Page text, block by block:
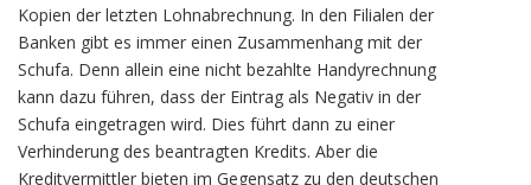
Kopien der letzten Lohnabrechnung. In den Filialen der
Banken gibt es immer einen Zusammenhang mit der
Schufa. Denn allein eine nicht bezahlte Handyrechnung
kann dazu führen, dass der Eintrag als Negativ in der
Schufa eingetragen wird. Dies führt dann zu einer
Verhinderung des beantragten Kredits. Aber die
Kreditvermittler bieten im Gegensatz zu den deutschen